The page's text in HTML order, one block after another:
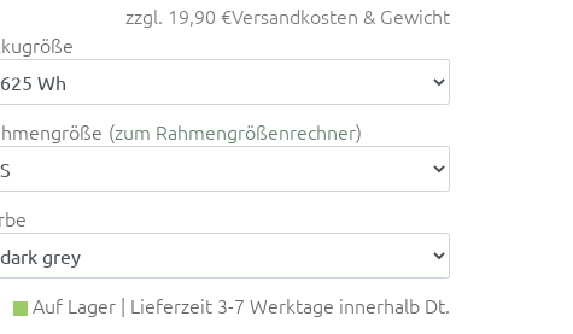
zzgl. 19,90 €Versandkosten & Gewicht
zum Rahmengrößenrechner
Auf Lager | Lieferzeit 3-7 Werktage innerhalb Dt.